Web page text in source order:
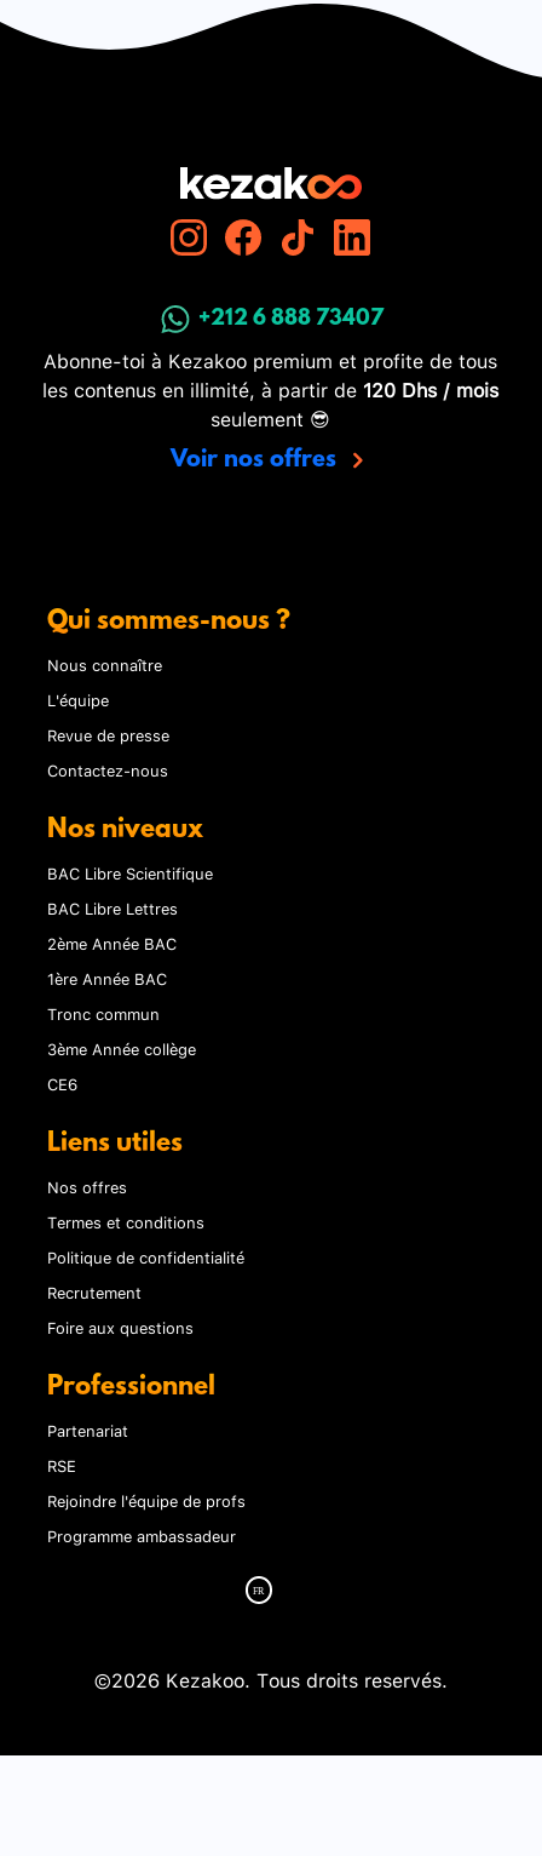
+212 6 888 73407
Abonne-toi à Kezakoo premium et profite de tous
les contenus en illimité, à partir de 120 Dhs / mois
seulement 😎
Voir nos offres
Qui sommes-nous ?
Nous connaître
L'équipe
Revue de presse
Contactez-nous
Nos niveaux
BAC Libre Scientifique
BAC Libre Lettres
2ème Année BAC
1ère Année BAC
Tronc commun
3ème Année collège
CE6
Liens utiles
Nos offres
Termes et conditions
Politique de confidentialité
Recrutement
Foire aux questions
Professionnel
Partenariat
RSE
Rejoindre l'équipe de profs
Programme ambassadeur
©2026 Kezakoo. Tous droits reservés.